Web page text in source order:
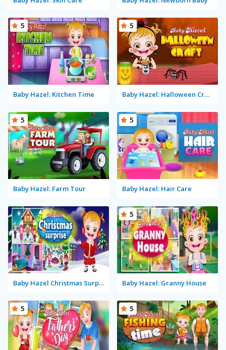
Baby Hazel: Kitchen Time
5
Baby Hazel: Halloween Crafts
5
Baby Hazel: Farm Tour
5
Baby Hazel: Hair Care
5
Baby Hazel Christmas Surprise Baby Hazel: Granny House
5
5 5